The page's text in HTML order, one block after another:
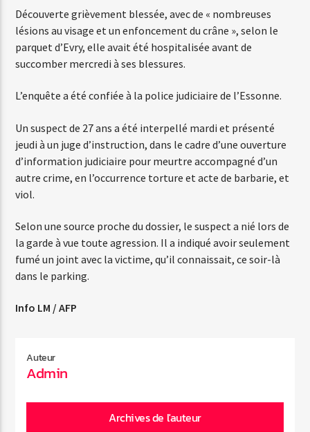
Web-Radio-Années 70
Web-Radio-Latino
Web-Radio-Italia
Découverte grièvement blessée, avec de « nombreuses
lésions au visage et un enfoncement du crâne », selon le
parquet d’Evry, elle avait été hospitalisée avant de
succomber mercredi à ses blessures.
L’enquête a été confiée à la police judiciaire de l’Essonne.
Un suspect de 27 ans a été interpellé mardi et présenté
jeudi à un juge d’instruction, dans le cadre d’une ouverture
d’information judiciaire pour meurtre accompagné d’un
autre crime, en l’occurrence torture et acte de barbarie, et
viol.
Selon une source proche du dossier, le suspect a nié lors de
la garde à vue toute agression. Il a indiqué avoir seulement
fumé un joint avec la victime, qu’il connaissait, ce soir-là
dans le parking.
Info LM / AFP
Auteur
Admin
Archives de l'auteur